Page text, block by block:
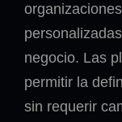
negocio. Las
permitir la
sin requerir